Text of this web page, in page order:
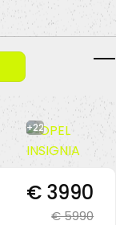
+22
€ 5990
€ 3990